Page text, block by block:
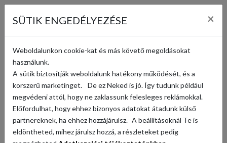
SÜTIK ENGEDÉLYEZÉSE ×
Weboldalunkon cookie-kat és más követő megoldásokat
használunk.
A sütik biztosítják weboldalunk hatékony működését, és a
korszerű marketinget. De ez Neked is jó. Így tudunk például
megvédeni attól, hogy ne zaklassunk felesleges reklámokkal.
Előfordulhat, hogy ehhez bizonyos adatokat átadunk külső
partnereknek, ha ehhez hozzájárulsz. A beállításoknál Te is
eldöntheted, mihez járulsz hozzá, a részleteket pedig
KOSÁR ( 0
VISSZA